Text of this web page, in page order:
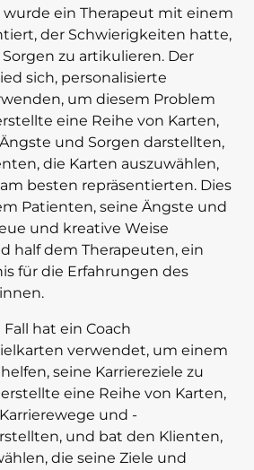
wurde ein Therapeut mit einem
der Schwierigkeiten hatte,
zu artikulieren. Der
sich, personalisierte
um diesem Problem
eine Reihe von Karten,
und Sorgen darstellten,
die Karten auszuwählen,
besten repräsentierten. Dies
Patienten, seine Ängste und
und kreative Weise
half dem Therapeuten, ein
für die Erfahrungen des
hat ein Coach
verwendet, um einem
seine Karriereziele zu
eine Reihe von Karten,
und -
und bat den Klienten,
die seine Ziele und